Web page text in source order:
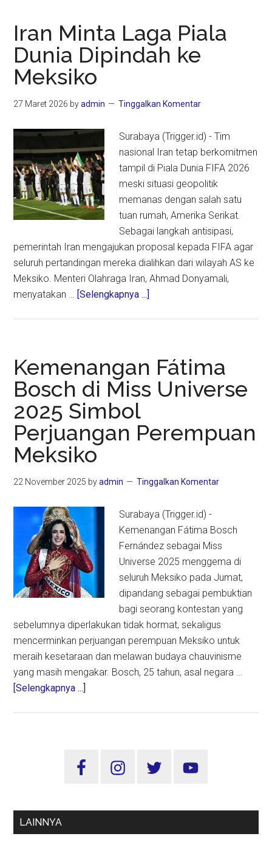
Iran Minta Laga Piala
Dunia Dipindah ke
Meksiko
27 Maret 2026 byadmin Tinggalkan Komentar
Surabaya (Trigger.id) - Tim
nasional Iran tetap berkomitmen
tampil di Piala Dunia FIFA 2026
meski situasi geopolitik
memanas dengan salah satu
tuan rumah, Amerika Serikat.
Sebagai langkah antisipasi,
pemerintah Iran mengajukan proposal kepada FIFA agar
seluruh pertandingan mereka dialihkan dari wilayah AS ke
Meksiko. Menteri Olahraga Iran, Ahmad Donyamali,
menyatakan … [Selengkapnya ...]
Piala
Dunia
Dipindah
Kemenangan Fátima
Bosch di Miss Universe
2025 Simbol
Perjuangan Perempuan
Meksiko
22 November 2025 byadmin Tinggalkan Komentar
Surabaya (Trigger.id) -
Kemenangan Fátima Bosch
Fernández sebagai Miss
Universe 2025 menggema di
seluruh Meksiko pada Jumat,
dipandang sebagai pembuktian
bagi seorang kontestan yang
sebelumnya diperlakukan tidak hormat, sekaligus
mencerminkan perjuangan perempuan Meksiko untuk
meraih kesetaraan dan melawan budaya chauvinisme
yang masih mengakar. Bosch, 25 tahun, asal negara …
[Selengkapnya ...]
Miss
Simbol
Sidebar
LAINNYA